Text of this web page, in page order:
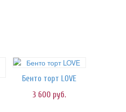
Бенто торт LOVE
3 600 руб.